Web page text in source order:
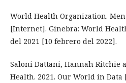
World Health Organization.
[Internet]. Ginebra: World
del 2021 [10 febrero del 2022].
Saloni Dattani, Hannah Ritchie
Health. 2021. Our World in Data